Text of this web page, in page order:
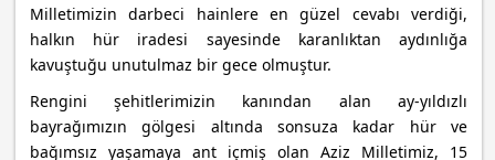
Milletimizin darbeci hainlere en güzel cevabı verdiği,
halkın hür iradesi sayesinde karanlıktan aydınlığa
kavuştuğu unutulmaz bir gece olmuştur.
Rengini şehitlerimizin kanından alan ay-yıldızlı
bayrağımızın gölgesi altında sonsuza kadar hür ve
bağımsız yaşamaya ant içmiş olan Aziz Milletimiz, 15